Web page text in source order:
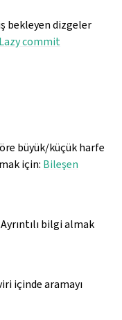
bekleyen dizgeler
Lazy commit
büyük/küçük harfe
için: Bileşen
bilgi almak
içinde aramayı